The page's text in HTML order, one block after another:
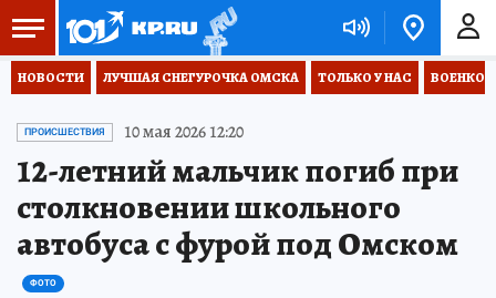
НОВОСТИ ЛУЧШАЯ СНЕГУРОЧКА ОМСКА ТОЛЬКО У НАС
ПРОИСШЕСТВИЯ 10 мая 2026 12:20
12-летний мальчик погиб при
столкновении школьного
автобуса с фурой под Омском
ФОТО